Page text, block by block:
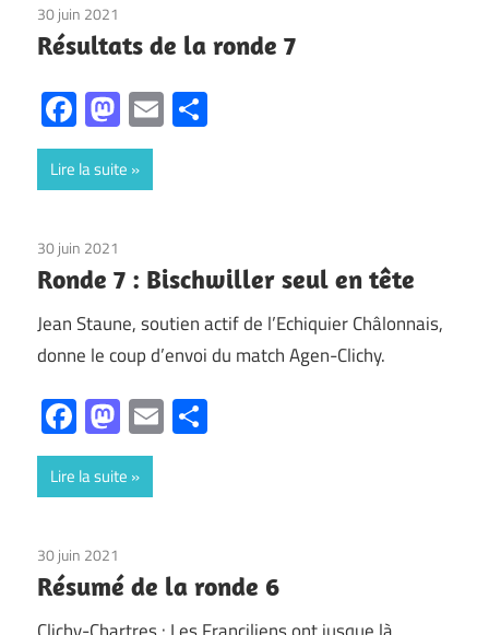
30 juin 2021
Résultats de la ronde 7
Facebook
Mastodon
Email
Lire la suite
30 juin 2021
Ronde 7 : Bischwiller seul en tête
Jean Staune, soutien actif de l’Echiquier Châlonnais,
donne le coup d’envoi du match Agen-Clichy.
Facebook
Mastodon
Email
Lire la suite
30 juin 2021
Résumé de la ronde 6